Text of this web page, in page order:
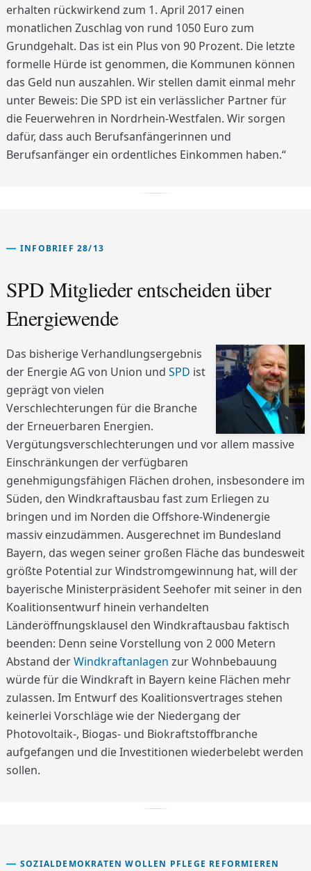
erhalten rückwirkend zum 1. April 2017 einen
monatlichen Zuschlag von rund 1050 Euro zum
Grundgehalt. Das ist ein Plus von 90 Prozent. Die letzte
formelle Hürde ist genommen, die Kommunen können
das Geld nun auszahlen. Wir stellen damit einmal mehr
unter Beweis: Die SPD ist ein verlässlicher Partner für
die Feuerwehren in Nordrhein-Westfalen. Wir sorgen
dafür, dass auch Berufsanfängerinnen und
Berufsanfänger ein ordentliches Einkommen haben.“
INFOBRIEF 28/13
SPD Mitglieder entscheiden über
Energiewende
Das bisherige Verhandlungsergebnis
der Energie AG von Union und SPD ist
geprägt von vielen
Verschlechterungen für die Branche
der Erneuerbaren Energien.
Vergütungsverschlechterungen und vor allem massive
Einschränkungen der verfügbaren
genehmigungsfähigen Flächen drohen, insbesondere im
Süden, den Windkraftausbau fast zum Erliegen zu
bringen und im Norden die Offshore-Windenergie
massiv einzudämmen. Ausgerechnet im Bundesland
Bayern, das wegen seiner großen Fläche das bundesweit
größte Potential zur Windstromgewinnung hat, will der
bayerische Ministerpräsident Seehofer mit seiner in den
Koalitionsentwurf hinein verhandelten
Länderöffnungsklausel den Windkraftausbau faktisch
beenden: Denn seine Vorstellung von 2 000 Metern
Abstand derWindkraftanlagen zur Wohnbebauung
würde für die Windkraft in Bayern keine Flächen mehr
zulassen. Im Entwurf des Koalitionsvertrages stehen
keinerlei Vorschläge wie der Niedergang der
Photovoltaik-, Biogas- und Biokraftstoffbranche
aufgefangen und die Investitionen wiederbelebt werden
sollen.
SOZIALDEMOKRATEN WOLLEN PFLEGE REFORMIEREN